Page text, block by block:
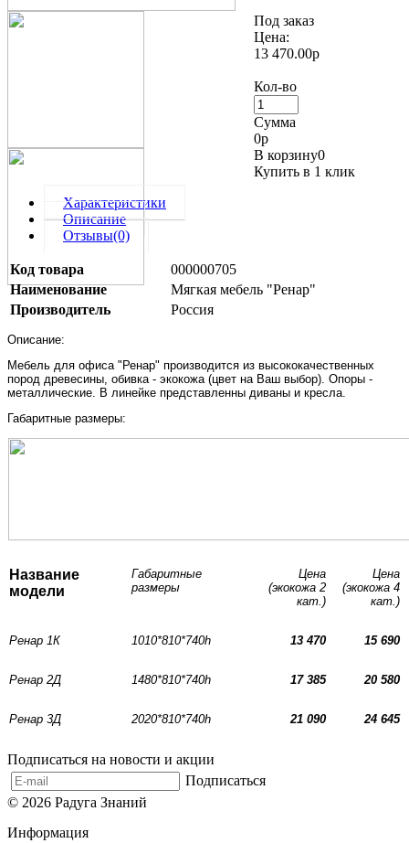
Под заказ
Цена:
13 470.00р
Кол-во
Сумма
0р
В корзину0
Купить в 1 клик
Характеристики
Описание
Отзывы(0)
Код товара
000000705
Наименование
Мягкая мебель "Ренар"
Производитель
Россия
Описание:
Мебель для офиса "Ренар" производится из высококачественных
пород древесины, обивка - экокожа (цвет на Ваш выбор). Опоры -
металлические. В линейке представленны диваны и кресла.
Габаритные размеры:
Название
модели
Габаритные
размеры
Цена
(экокожа 2
кат. )
Цена
(экокожа 4
кат.)
Ренар 1К 1010*810*740h 13 470 15 690
Ренар 2Д 1480*810*740h 17 385 20 580
Ренар 3Д 2020*810*740h 21 090 24 645
Подписаться на новости и акции
Подписаться
© 2026 Радуга Знаний
Информация